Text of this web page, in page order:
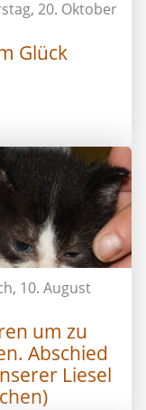
20. Oktober
Glück
10. August
um zu
Abschied
Liesel